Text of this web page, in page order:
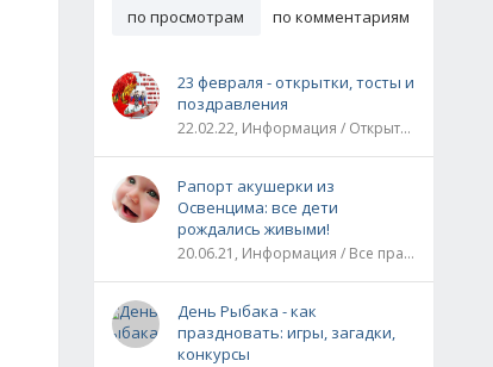
по просмотрам по комментариям
23 февраля - открытки, тосты и
поздравления
22.02.22, Информация / Открытки / Все праздники
Рапорт акушерки из
Освенцима: все дети
рождались живыми!
20.06.21, Информация / Все праздники / Рассказы и истории
День Рыбака - как
праздновать: игры, загадки,
конкурсы